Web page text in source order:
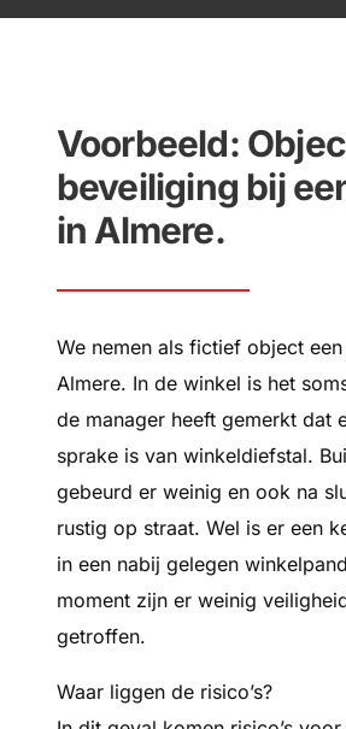
Voorbeeld:
beveiliging bij
in Almere.
We nemen als fictief object
Almere. In de winkel is het
de manager heeft gemerkt dat
sprake is van winkeldiefstal.
gebeurd er weinig en ook na
rustig op straat. Wel is er een
in een nabij gelegen
moment zijn er weinig
getroffen.
Waar liggen de risico’s?